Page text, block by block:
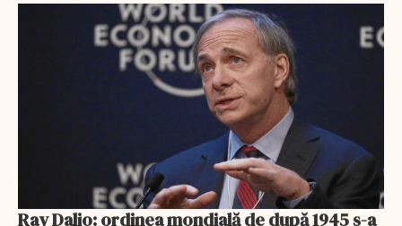
Ray Dalio: ordinea mondială de după 1945 s-a